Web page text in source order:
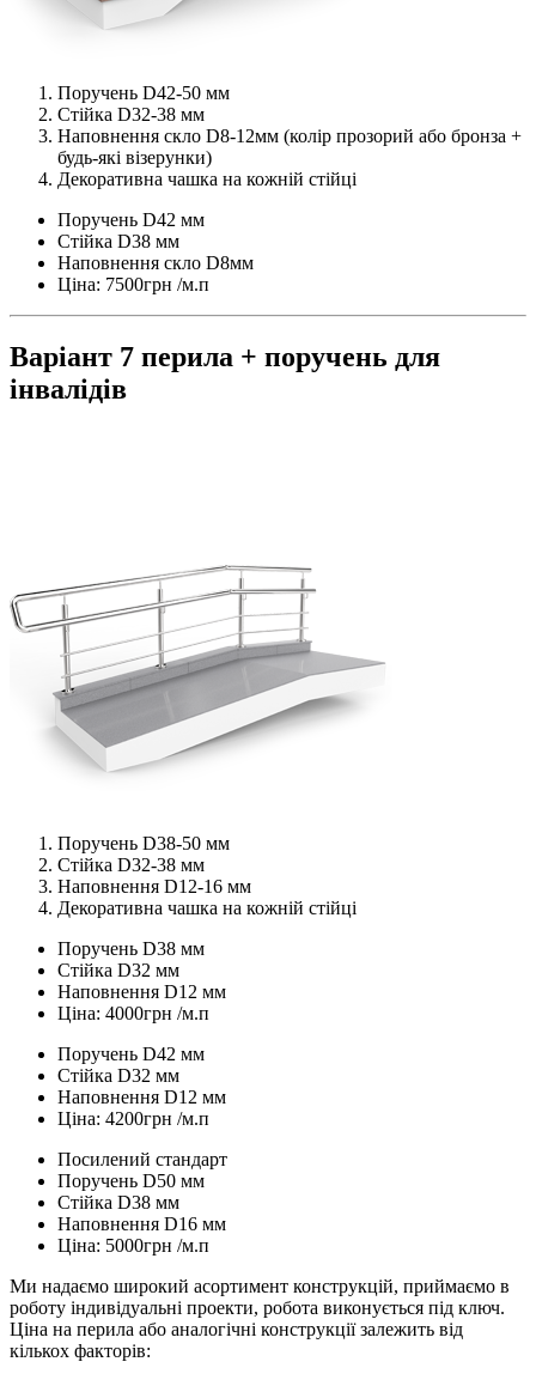
Поручень D42-50 мм
Стійка D32-38 мм
Наповнення скло D8-12мм (колір прозорий або бронза +
будь-які візерунки)
Декоративна чашка на кожній стійці
Поручень D42 мм
Стійка D38 мм
Наповнення скло D8мм
Ціна: 7500грн /м.п
Варіант 7 перила + поручень для
інвалідів
Поручень D38-50 мм
Стійка D32-38 мм
Наповнення D12-16 мм
Декоративна чашка на кожній стійці
Поручень D38 мм
Стійка D32 мм
Наповнення D12 мм
Ціна: 4000грн /м.п
Поручень D42 мм
Стійка D32 мм
Наповнення D12 мм
Ціна: 4200грн /м.п
Посилений стандарт
Поручень D50 мм
Стійка D38 мм
Наповнення D16 мм
Ціна: 5000грн /м.п
Ми надаємо широкий асортимент конструкцій, приймаємо в
роботу індивідуальні проекти, робота виконується під ключ.
Ціна на перила або аналогічні конструкції залежить від
кількох факторів: